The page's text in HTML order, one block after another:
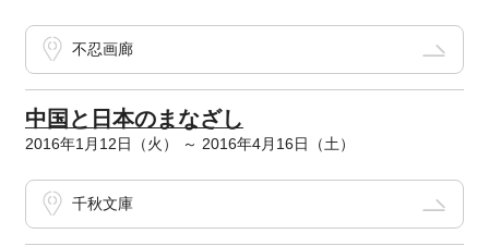
不忍画廊
中国と日本のまなざし
2016年1月12日（火） ～ 2016年4月16日（土）
千秋文庫